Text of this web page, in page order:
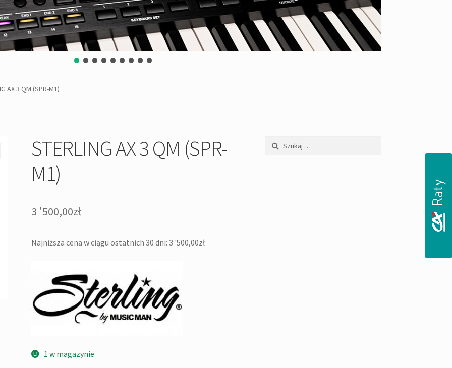
AX 3 QM (SPR-M1)
STERLING AX 3 QM (SPR-
M1)
3 '500,00zł
Najniższa cena w ciągu ostatnich 30 dni:3 '500,00zł
1 w magazynie
Szukaj: